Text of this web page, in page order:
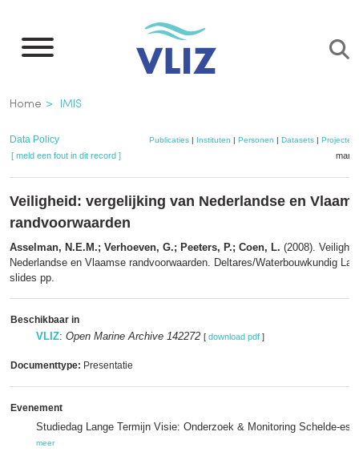
naar
inhoud
gaan
Kruimelpad
Home IMIS
Data Policy Publicaties| Instituten | Personen | Datasets| Projecten
[ meld een fout in dit record ]
Veiligheid: vergelijking van Nederlandse en
randvoorwaarden
Asselman, N.E.M.; Verhoeven, G.; Peeters, P.; Coen, L. (2008).
Nederlandse en Vlaamse randvoorwaarden. Deltares/Waterbouwkundig
slides pp.
Beschikbaar in
VLIZ: Open Marine Archive 142272 [ download pdf ]
Documenttype: Presentatie
Evenement
Studiedag Lange Termijn Visie: Onderzoek & Monitoring Schelde-
meer